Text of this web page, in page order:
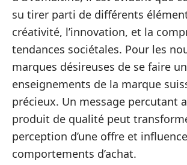
su tirer parti de différents
créativité, l’innovation, et la
tendances sociétales. Pour les
marques désireuses de se faire
enseignements de la marque
précieux. Un message percutant
produit de qualité peut
perception d’une offre et
comportements d’achat.